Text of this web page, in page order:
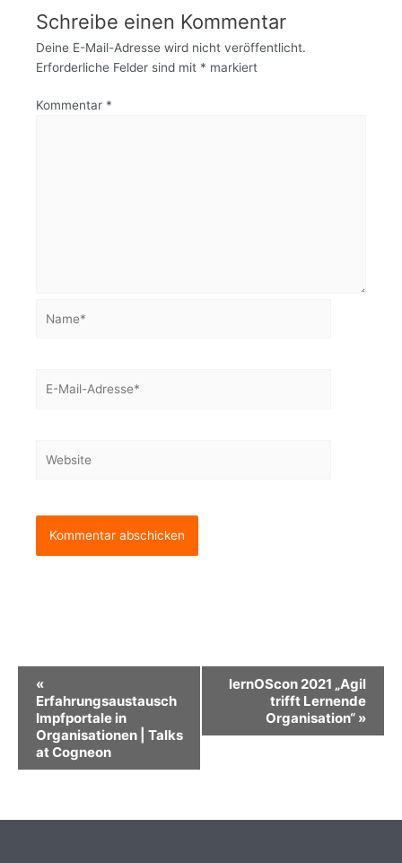
Schreibe einen Kommentar
Deine E-Mail-Adresse wird nicht veröffentlicht.
Erforderliche Felder sind mit * markiert
Kommentar *
Mail-
Veranstaltung-
Navigation
«
Erfahrungsaustausch
Impfportale in
Organisationen | Talks
at Cogneon
lernOScon 2021 „Agil
trifft Lernende
Organisation“ »